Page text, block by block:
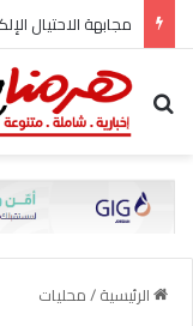
مجابهة الاحتيال
بحث عن
الرئيسية/محليات